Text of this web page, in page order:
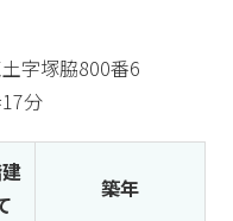
字塚脇800番6
分
築年